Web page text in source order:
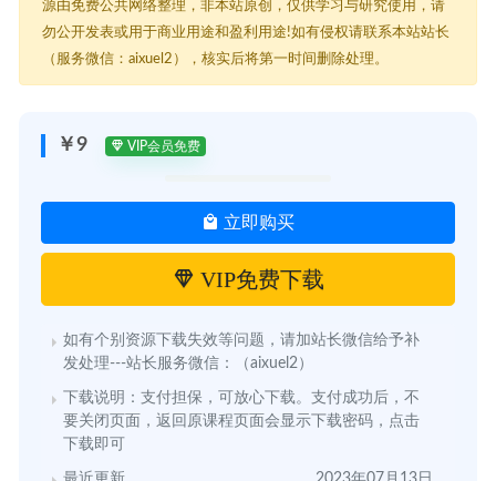
源由免费公共网络整理，非本站原创，仅供学习与研究使用，请
勿公开发表或用于商业用途和盈利用途!如有侵权请联系本站站长
（服务微信：aixuel2），核实后将第一时间删除处理。
￥9 VIP会员免费
立即购买
VIP免费下载
如有个别资源下载失效等问题，请加站长微信给予补
发处理---站长服务微信：（aixuel2）
下载说明：支付担保，可放心下载。支付成功后，不
要关闭页面，返回原课程页面会显示下载密码，点击
下载即可